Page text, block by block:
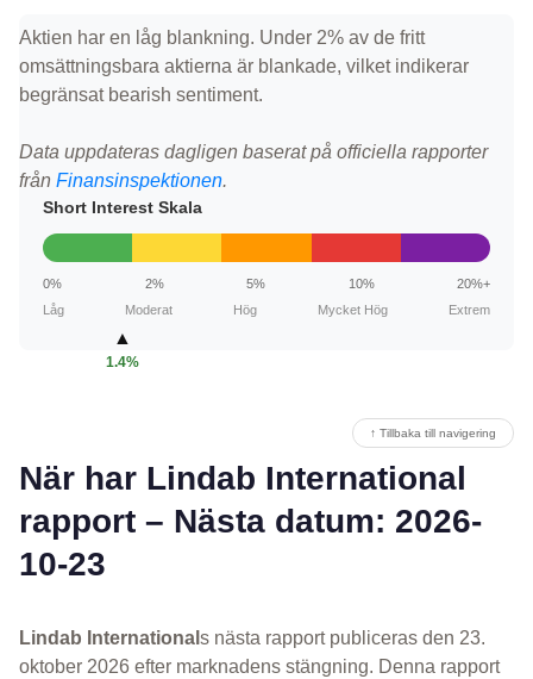
Aktien har en låg blankning. Under 2% av de fritt
omsättningsbara aktierna är blankade, vilket indikerar
begränsat bearish sentiment.
Data uppdateras dagligen baserat på officiella rapporter
från Finansinspektionen.
Short Interest Skala
0% 2% 5% 10%
20%+
Låg
Moderat Hög Mycket Hög Extrem
▲
1.4%
↑ Tillbaka till navigering
När har Lindab International
rapport – Nästa datum: 2026-
10-23
Lindab International s nästa rapport publiceras den 23.
oktober 2026 efter marknadens stängning. Denna rapport